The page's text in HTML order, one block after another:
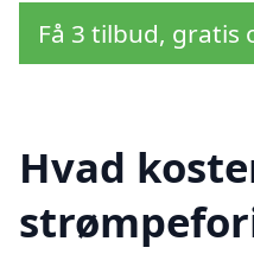
Få 3 tilbud,
Hvad